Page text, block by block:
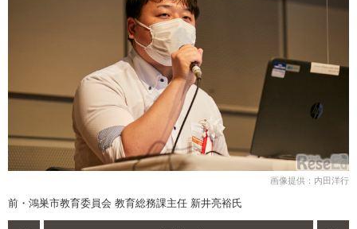
画像提供：内田洋行
前・鴻巣市教育委員会 教育総務課主任 新井亮裕氏